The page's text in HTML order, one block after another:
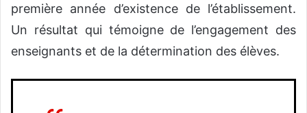
première année d’existence de l’établissement.
Un résultat qui témoigne de l’engagement des
enseignants et de la détermination des élèves.